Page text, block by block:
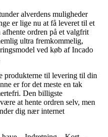
alverdens muligheder
er lige nu at få leveret til et
ordren på et valgfrit
ultra fremkommelig,
ved køb af Incado
produkterne til levering til din
er for det meste en tak
Den billigste
at hente ordren selv, men
dig nær internet